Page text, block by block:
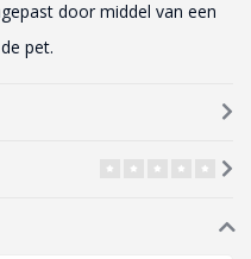
door middel van een
pet.